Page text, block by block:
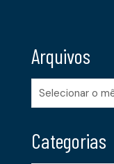
Arquivos
Arquivos
Categorias